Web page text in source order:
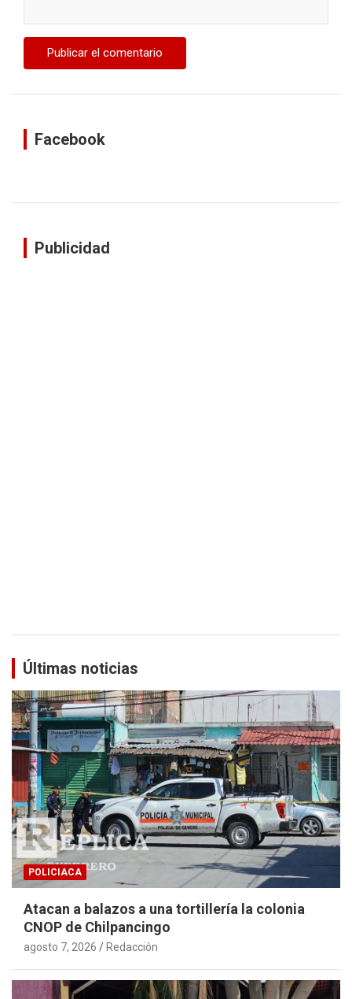
Facebook
Publicidad
Últimas noticias
POLICIACA
Atacan a balazos a una tortillería la colonia
CNOP de Chilpancingo
agosto 7, 2026 Redacción